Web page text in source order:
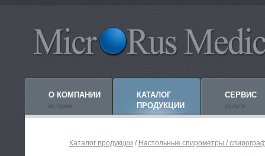
О КОМПАНИИ
история
КАТАЛОГ
ПРОДУКЦИИ
СЕРВИС
услуги
Каталог продукции / Настольные спирометры /